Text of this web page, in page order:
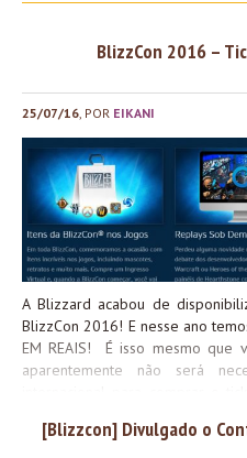
BlizzCon 2016 –
25/07/16, POR EIKANI
A Blizzard acabou de
BlizzCon 2016! E nesse ano
EM REAIS! É isso mesmo que
aparentemente não será
murloc exclusivo do ano e muito
[Blizzcon] Divulgado o